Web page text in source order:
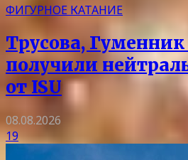
ФИГУРНОЕ КАТАНИЕ
Трусова,
получили
от ISU
08.08.2026
19